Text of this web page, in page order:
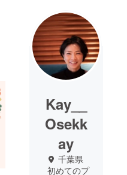
Kay__
Osekk
ay
千葉県
初めてのプ